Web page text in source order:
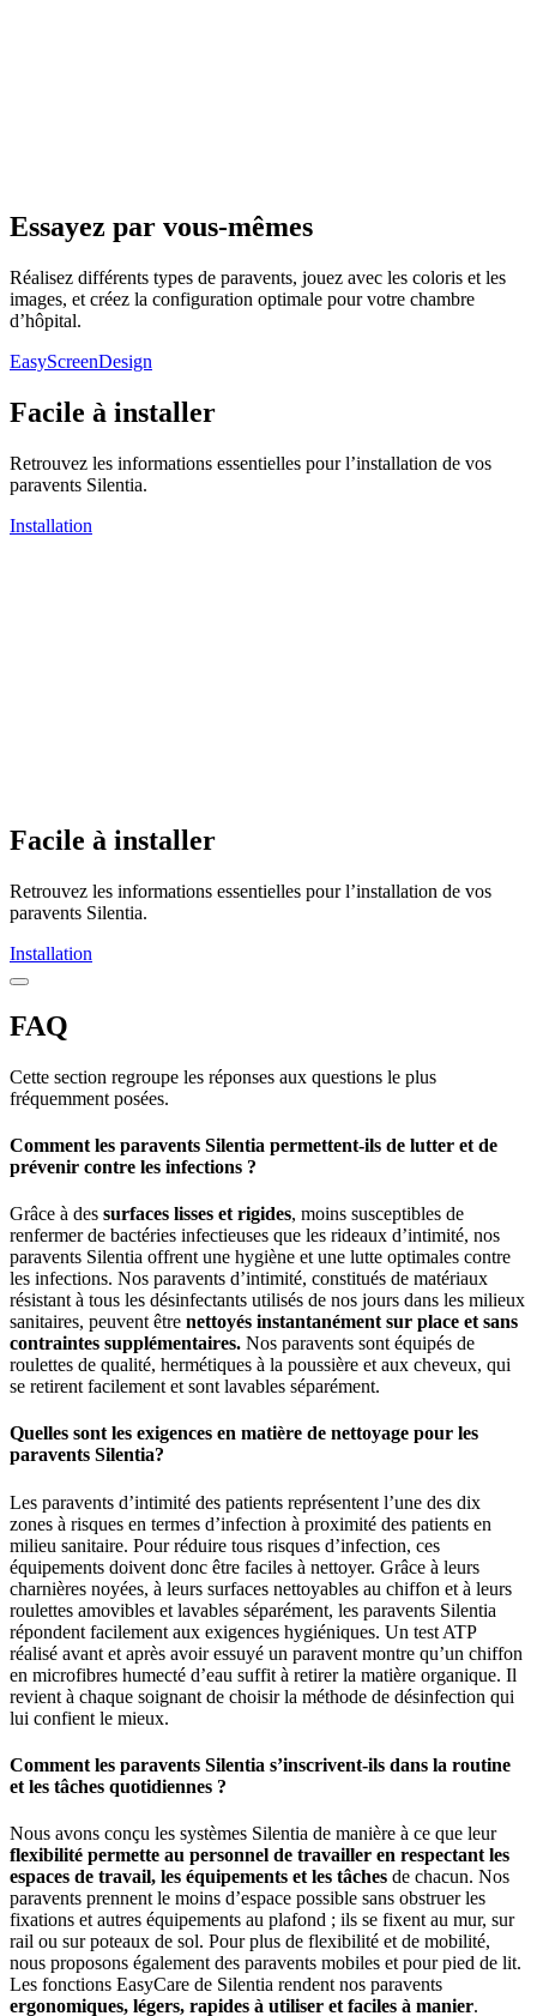
Essayez par vous-mêmes
Réalisez différents types de paravents, jouez avec les coloris et les
images, et créez la configuration optimale pour votre chambre
d’hôpital.
EasyScreenDesign
Facile à installer
Retrouvez les informations essentielles pour l’installation de vos
paravents Silentia.
Installation
Facile à installer
Retrouvez les informations essentielles pour l’installation de vos
paravents Silentia.
Installation
FAQ
Cette section regroupe les réponses aux questions le plus
fréquemment posées.
Comment les paravents Silentia permettent-ils de lutter et de
prévenir contre les infections ?
Grâce à des surfaces lisses et rigides, moins susceptibles de
renfermer de bactéries infectieuses que les rideaux d’intimité, nos
paravents Silentia offrent une hygiène et une lutte optimales contre
les infections. Nos paravents d’intimité, constitués de matériaux
résistant à tous les désinfectants utilisés de nos jours dans les milieux
sanitaires, peuvent être nettoyés instantanément sur place et sans
contraintes supplémentaires. Nos paravents sont équipés de
roulettes de qualité, hermétiques à la poussière et aux cheveux, qui
se retirent facilement et sont lavables séparément.
Quelles sont les exigences en matière de nettoyage pour les
paravents Silentia?
Les paravents d’intimité des patients représentent l’une des dix
zones à risques en termes d’infection à proximité des patients en
milieu sanitaire. Pour réduire tous risques d’infection, ces
équipements doivent donc être faciles à nettoyer. Grâce à leurs
charnières noyées, à leurs surfaces nettoyables au chiffon et à leurs
roulettes amovibles et lavables séparément, les paravents Silentia
répondent facilement aux exigences hygiéniques. Un test ATP
réalisé avant et après avoir essuyé un paravent montre qu’un chiffon
en microfibres humecté d’eau suffit à retirer la matière organique. Il
revient à chaque soignant de choisir la méthode de désinfection qui
lui confient le mieux.
Comment les paravents Silentia s’inscrivent-ils dans la routine
et les tâches quotidiennes ?
Nous avons conçu les systèmes Silentia de manière à ce que leur
flexibilité permette au personnel de travailler en respectant les
espaces de travail, les équipements et les tâches de chacun. Nos
paravents prennent le moins d’espace possible sans obstruer les
fixations et autres équipements au plafond ; ils se fixent au mur, sur
rail ou sur poteaux de sol. Pour plus de flexibilité et de mobilité,
nous proposons également des paravents mobiles et pour pied de lit.
Les fonctions EasyCare de Silentia rendent nos paravents
ergonomiques, légers, rapides à utiliser et faciles à manier.